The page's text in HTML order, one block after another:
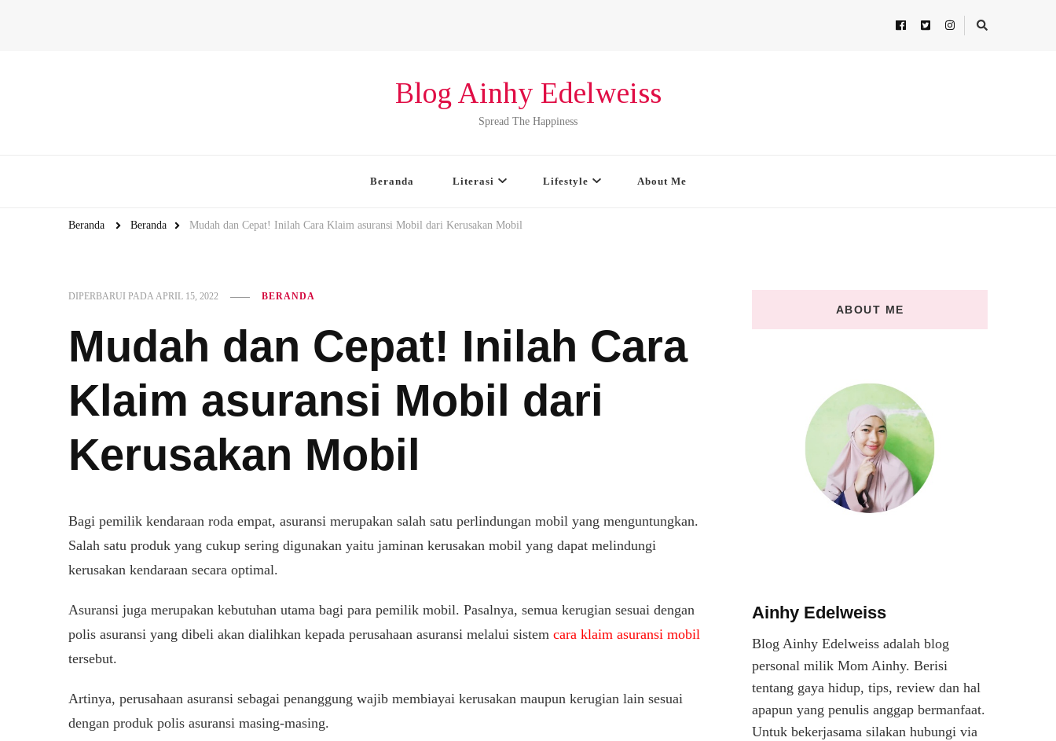
Blog Ainhy Edelweiss
Spread The Happiness
Beranda Literasi Lifestyle About Me
Beranda Beranda Mudah dan Cepat! Inilah Cara Klaim asuransi Mobil dari Kerusakan Mobil
DIPERBARUI PADA APRIL 15, 2022 BERANDA
Mudah dan Cepat! Inilah Cara
Klaim asuransi Mobil dari
Kerusakan Mobil
Bagi pemilik kendaraan roda empat, asuransi merupakan salah satu perlindungan mobil yang menguntungkan.
Salah satu produk yang cukup sering digunakan yaitu jaminan kerusakan mobil yang dapat melindungi
kerusakan kendaraan secara optimal.
Asuransi juga merupakan kebutuhan utama bagi para pemilik mobil. Pasalnya, semua kerugian sesuai dengan
polis asuransi yang dibeli akan dialihkan kepada perusahaan asuransi melalui sistem cara klaim asuransi mobil
tersebut.
Artinya, perusahaan asuransi sebagai penanggung wajib membiayai kerusakan maupun kerugian lain sesuai
dengan produk polis asuransi masing-masing.
ABOUT ME
Ainhy Edelweiss
Blog Ainhy Edelweiss adalah blog
personal milik Mom Ainhy. Berisi
tentang gaya hidup, tips, review dan hal
apapun yang penulis anggap bermanfaat.
Untuk bekerjasama silakan hubungi via